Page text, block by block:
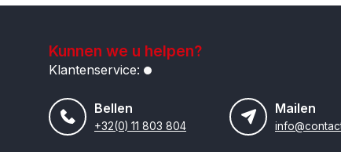
Kunnen we u helpen?
Klantenservice:
Bellen
+32(0) 11 803 804
Mailen